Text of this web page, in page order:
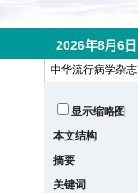
中华流行病学杂志
显示缩略图
本文结构
摘要
关键词